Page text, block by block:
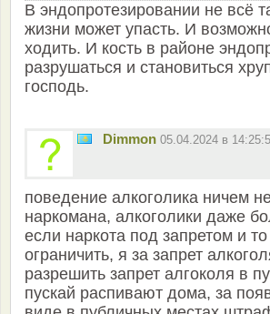
В эндопротезировании не всё
жизни может упасть. И
ходить. И кость в районе
разрушаться и становиться
господь.
Dimmon 05.04.2024 в
поведение алкоголика ничем
наркомана, алкоголики даже
если наркота под запретом и
ограничить, я за запрет
разрешить запрет алгоколя в
пускай распивают дома, за